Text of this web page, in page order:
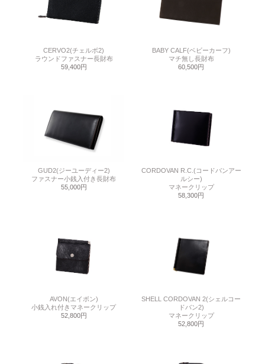
CERVO2(チェルボ2)
ラウンドファスナー長財布
59,400円
BABY CALF(ベビーカーフ)
マチ無し長財布
60,500円
GUD2(ジーユーディー2)
ファスナー小銭入付き長財布
55,000円
CORDOVAN R.C.(コードバンアー
ルシー)
マネークリップ
58,300円
AVON(エイボン)
小銭入れ付きマネークリップ
52,800円
SHELL CORDOVAN 2(シェルコー
ドバン2)
マネークリップ
52,800円